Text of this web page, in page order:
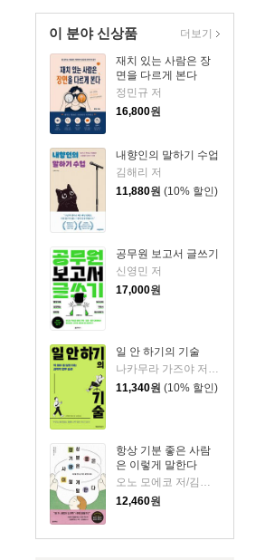
이 분야 신상품
재치 있는 사람은 장
면을 다르게 본다
정민규 저
16,800원
내향인의 말하기 수업
김해리 저
11,880원 (10% 할인)
공무원 보고서 글쓰기
신영민 저
17,000원
일 안 하기의 기술
나카무라 가즈야 저/김수빈 역
11,340원 (10% 할인)
항상 기분 좋은 사람
은 이렇게 말한다
오노 모에코 저/김시온 역
12,460원
더보기
| 김영사